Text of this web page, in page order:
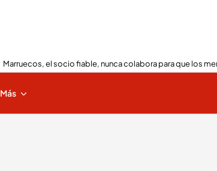
Marruecos, el socio fiable, nunca colabora para que los
Más